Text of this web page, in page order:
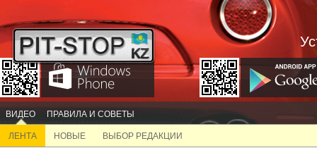
ВИДЕО ПРАВИЛА И СОВЕТЫ
ЛЕНТА НОВЫЕ ВЫБОР РЕДАКЦИИ